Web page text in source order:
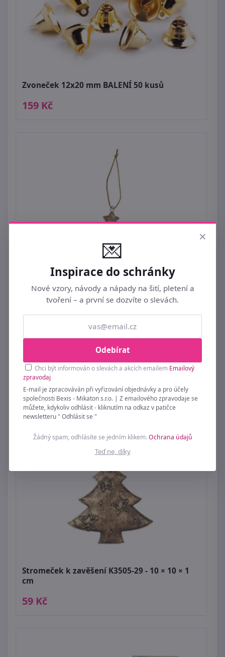
Zvoneček 12x20 mm BALENÍ 50 kusů
159 Kč
Stromeček k zavěšení X5394 - 5.8 × 1 x 9 cm
Stromeček k zavěšení K3505-29 - 10 × 10 × 1
cm
59 Kč
×
💌
Inspirace do schránky
Nové vzory, návody a nápady na šití, pletení a
tvoření – a první se dozvíte o slevách.
Odebírat
Chci být informován o slevách a akcích emailem Emailový
zpravodaj
E-mail je zpracováván při vyřizování objednávky a pro účely
společnosti Bexis - Mikaton s.r.o. | Z emailového zpravodaje se
můžete, kdykoliv odhlásit - kliknutím na odkaz v patičce
newsletteru " Odhlásit se "
Žádný spam, odhlásíte se jedním klikem.Ochrana údajů
Teď ne, díky